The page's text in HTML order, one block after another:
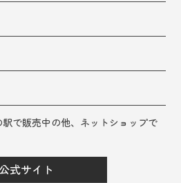
で販売中の他、ネットショップで
式サイト